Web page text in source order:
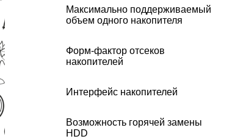
Максимально поддерживаемый
объем одного накопителя
Форм-фактор отсеков
накопителей
Интерфейс накопителей
Возможность горячей замены
HDD